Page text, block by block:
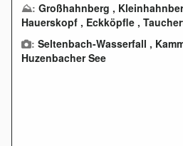
⛰: Großhahnberg ,
Hauerskopf , Eckköpfle ,
: Seltenbach-Wasserfall ,
Huzenbacher See